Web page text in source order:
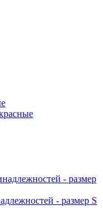
- размер
- размер S